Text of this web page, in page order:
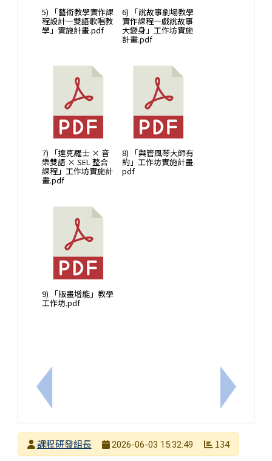
上一筆：國立屏東大學辦理115學年度偏遠地區學校
5) 「藝術教學實作課
程設計—雙語歌唱教
學」實施計畫.pdf
6) 「說故事劇場教學
實作課程—戲說故事
大變身」工作坊實施
計畫.pdf
7) 「達克羅士 × 音
樂雙語 × SEL 整合
課程」工作坊實施計
畫.pdf
8) 「與管風琴大師有
約」工作坊實施計畫.
pdf
9) 「版畫增能」教學
工作坊.pdf
下一筆：
發布者
課程研發組長
2026-06-03 15:32:49 134